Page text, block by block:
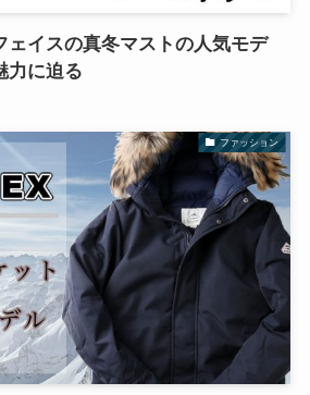
ェイスの真冬マストの人気モデ
力に迫る
ファッション